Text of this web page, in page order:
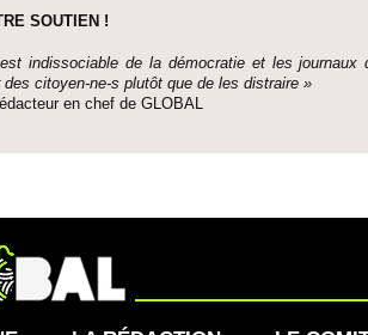
SO­UTIEN !
indisso­ci­able de la démo­cratie et les journaux
des ci­to­yen-ne-s plutôt que de les dis­traire »
en chef de GLOBAL